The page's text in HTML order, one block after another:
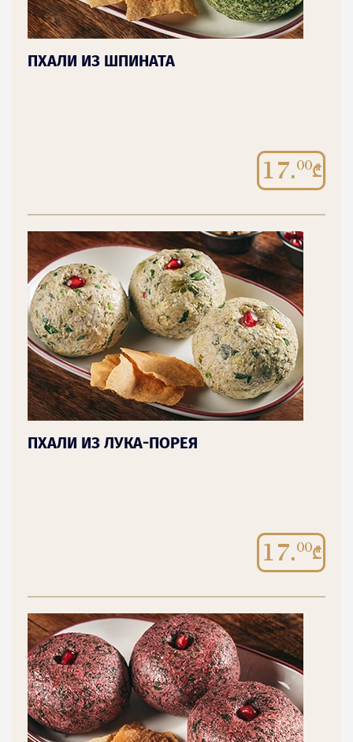
ПХАЛИ ИЗ ШПИНАТА
17.00
ПХАЛИ ИЗ ЛУКА-ПОРЕЯ
17.00